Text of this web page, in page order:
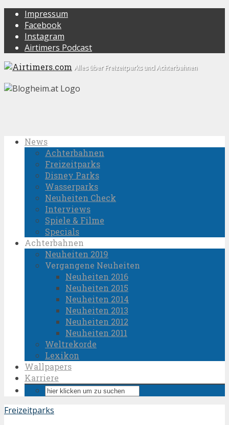
Impressum
Facebook
Instagram
Airtimers Podcast
Alles über Freizeitparks und Achterbahnen
News
Achterbahnen
Freizeitparks
Disney Parks
Wasserparks
Neuheiten Check
Interviews
Spiele & Filme
Specials
Achterbahnen
Neuheiten 2019
Vergangene Neuheiten
Neuheiten 2016
Neuheiten 2015
Neuheiten 2014
Neuheiten 2013
Neuheiten 2012
Neuheiten 2011
Weltrekorde
Lexikon
Wallpapers
Karriere
Freizeitparks